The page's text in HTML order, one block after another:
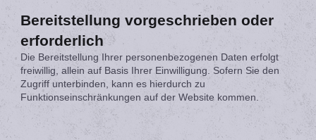
Bereitstellung vorgeschrieben oder
erforderlich
Die Bereitstellung Ihrer personenbezogenen Daten erfolgt
freiwillig, allein auf Basis Ihrer Einwilligung. Sofern Sie den
Zugriff unterbinden, kann es hierdurch zu
Funktionseinschränkungen auf der Website kommen.